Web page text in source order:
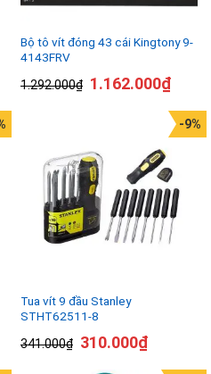
Bộ tô vít đóng 43 cái Kingtony 9-
4143FRV
1.292.000₫ 1.162.000₫
Tua vít 9 đầu Stanley
STHT62511-8
341.000₫
-9%
310.000₫